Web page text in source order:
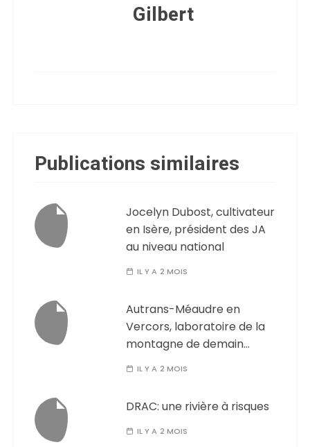
Gilbert
Publications similaires
Jocelyn Dubost, cultivateur
en Isère, président des JA
au niveau national
IL Y A 2 MOIS
Autrans-Méaudre en
Vercors, laboratoire de la
montagne de demain…
IL Y A 2 MOIS
DRAC: une rivière à risques
IL Y A 2 MOIS